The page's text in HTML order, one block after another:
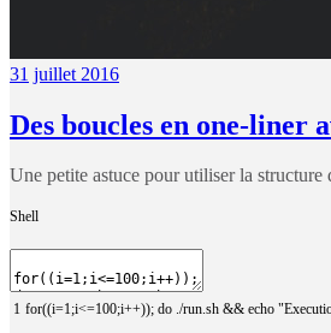
31 juillet 2016
Des boucles en one-liner
Une petite astuce pour utiliser la
Shell
1 for((i=1;i<=100;i++)); do ./run.sh && echo